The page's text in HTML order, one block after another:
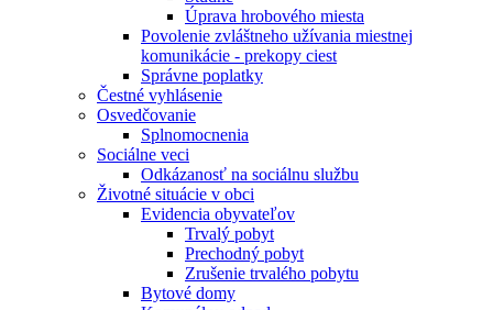
Úprava hrobového miesta
Povolenie zvláštneho užívania miestnej
komunikácie - prekopy ciest
Správne poplatky
Čestné vyhlásenie
Osvedčovanie
Splnomocnenia
Sociálne veci
Odkázanosť na sociálnu službu
Životné situácie v obci
Evidencia obyvateľov
Trvalý pobyt
Prechodný pobyt
Zrušenie trvalého pobytu
Bytové domy